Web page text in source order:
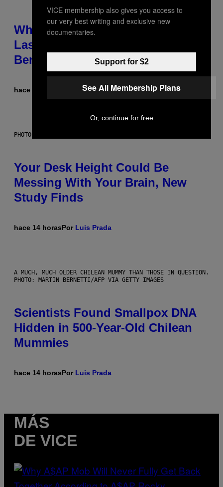
Why NASA Wants to Send a
Laser-Powered Drone Into Caves
Beneath the Moon
hace 14 horas Luis Prada
PHOTO: BATUHAN TOKER / GETTY IMAGES
Your Desk Height Could Be
Messing With Your Brain, New
Study Finds
hace 14 horasPor Luis Prada
A MUCH, MUCH OLDER CHILEAN MUMMY THAN THOSE IN QUESTION.
PHOTO: MARTIN BERNETTI/AFP VIA GETTY IMAGES
Scientists Found Smallpox DNA
Hidden in 500-Year-Old Chilean
Mummies
hace 14 horasPor Luis Prada
MÁS
DE VICE
VICE membership also gives you access to
our very best writing and exclusive new
documentaries.
Support for $2
See All Membership Plans
Or, continue for free